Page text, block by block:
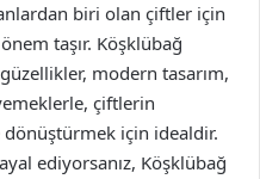
biri olan çiftler için
taşır. Köşklübağ
modern tasarım,
çiftlerin
için idealdir.
ediyorsanız, Köşklübağ